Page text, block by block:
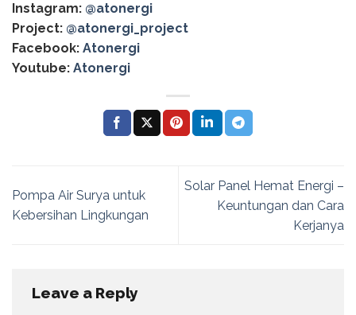
Instagram: @atonergi
Project: @atonergi_project
Facebook: Atonergi
Youtube: Atonergi
Pompa Air Surya untuk
Kebersihan Lingkungan
Solar Panel Hemat Energi –
Keuntungan dan Cara
Kerjanya
Leave a Reply